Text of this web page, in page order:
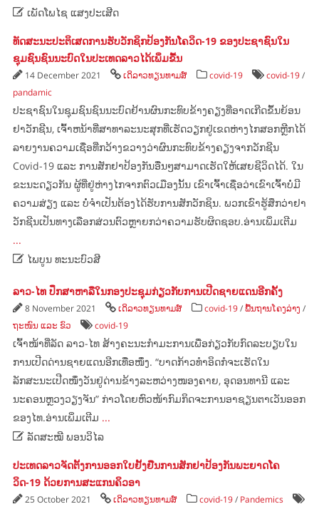
ເພັດໂພໄຊ ແສງປະເສີດ
ທັດສະນະປະຕິເສດການຮັບວັກຊິກປ້ອງກັນໂຄວິດ-19 ຂອງປະຊາຊົນໃນ
ຊຸມຊົນຊົນນະບົດໃນປະເທດລາວໄດ້ເພິ່ມຂື້ນ
14 December 2021 ເດິລາວທຽນທາມສ໌ covid-19 covid-19/
pandamic
ປະຊາຊົນໃນຊຸມຊົນຊົນນະບົດຢ້ານຜົນກະທົບຂ້າງຄຽງທີ່ອາດເກີດຂຶ້ນຍ້ອນ
ຢາວັກຊີນ, ເຈົ້າຫນ້າທີ່ສາທາລະນະສຸກທີ່ເຮັດວຽກຢູ່ເຂດຫ່າງໄກສອກຫຼີກໄດ້
ລາຍງານຄວາມເຊື່ອທີ່ກວ້າງຂວາງວ່າຜົນກະທົບຂ້າງຄຽງຈາກວັກຊີນ
Covid-19 ແລະ ການສັກຢາປ້ອງກັນອື່ນໆສາມາດເຮັດໃຫ້ເສຍຊີວິດໄດ້. ​ໃນ​
ຂະນະ​ດຽວ​ກັນ ຜູ້​ທີ່ຢູ່​ຫ່າງ​ໄກ​ຈາກ​ຕົວ​ເມືອງນັ້ນ ​ເຂົາ​ເຈົ້າ​ເຊື່ອ​ວ່າ​ເຂົາ​ເຈົ້າ​ບໍ່​ມີ​
ຄວາມ​ສ່ຽງ ​ແລະ ​ບໍ່​ຈຳ​ເປັນ​ຕ້ອງ​ໄດ້​ຮັບ​ການ​ສັກ​ວັກ​ຊິນ. ພວກເຂົາຮູ້ສຶກວ່າຢາ
ວັກຊີນເປັນທາງເລືອກສ່ວນຕົວຫຼາຍກວ່າຄວາມຮັບຜິດຊອບ.ອ່ານເພິ່ມເຕີມ
...
ໄພບູນ ທະນະບົວສີ
ລາວ-ໄທ ປຶກສາຫາລືໃນກອງປະຊຸມກ່ຽວກັບການເປີດຊາຍແດນອີກຄັ້ງ
8 November 2021 ເດິລາວທຽນທາມສ໌ covid-19/ພື້ນຖານໂຄງລ່າງ /
ຖະໜົນ ແລະ ຂົວ
covid-19
ເຈົ້າໜ້າທີ່ລັດ ລາວ-ໄທ ສ້າງຄະນະກຳມະການເພື່ອກ່ຽວກັບກົດລະບຽບໃນ
ການເປີດດ່ານຊາຍແດນອີກເທື່ອໜຶ່ງ. “ບາດກ້າວທຳອິດກໍຈະເຮັດໃນ
ລັກສະນະເປີດໜຶ່ງວັນຢູ່ດ່ານຂ້າງລະຫວ່າງໜອງຄາຍ, ອຸດອນທານີ ແລະ
ນະຄອນຫຼວງວຽງຈັນ” ກ່າວໂດຍຫົວໜ້າກົມກິດຈະການອາຊຽນຕາເວັນອອກ
ຂອງໄທ.ອ່ານເພິ່ມເຕີມ ...
ລັດສະໝີ ພອນວິໄລ
ປະເທດລາວຈັດຕັ້ງການອອກໃບຢັ້ງຢືນການສັກຢາປ້ອງກັນພະຍາດໂຄ
ວິດ-19 ດ້ວຍການສະແກນຄິວອາ
25 October 2021 ເດິລາວທຽນທາມສ໌ covid-19/ Pandemics